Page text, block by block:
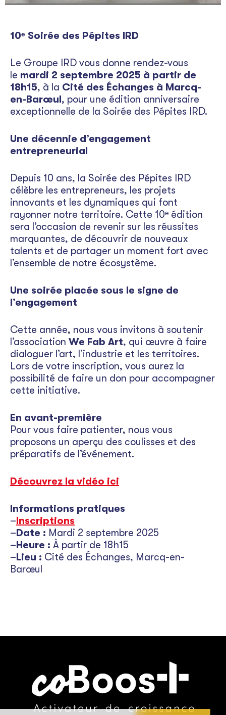
10ᵉ Soirée des Pépites IRD
Le Groupe IRD vous donne rendez-vous
le mardi 2 septembre 2025 à partir de
18h15, à la Cité des Échanges à Marcq-
en-Barœul, pour une édition anniversaire
exceptionnelle de la Soirée des Pépites IRD.
Une décennie d’engagement
entrepreneurial
Depuis 10 ans, la Soirée des Pépites IRD
célèbre les entrepreneurs, les projets
innovants et les dynamiques qui font
rayonner notre territoire. Cette 10ᵉ édition
sera l’occasion de revenir sur les réussites
marquantes, de découvrir de nouveaux
talents et de partager un moment fort avec
l’ensemble de notre écosystème.
Une soirée placée sous le signe de
l’engagement
Cette année, nous vous invitons à soutenir
l’association We Fab Art, qui œuvre à faire
dialoguer l’art, l’industrie et les territoires.
Lors de votre inscription, vous aurez la
possibilité de faire un don pour accompagner
cette initiative.
En avant-première
Pour vous faire patienter, nous vous
proposons un aperçu des coulisses et des
préparatifs de l’événement.
Découvrez la vidéo ici
Informations pratiques
–Inscriptions
–Date : Mardi 2 septembre 2025
–Heure : À partir de 18h15
–Lieu : Cité des Échanges, Marcq-en-
Barœul